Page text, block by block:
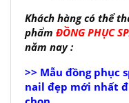
Khách hàng có thể
phẩm ĐỒNG PHỤC
năm nay :
>> Mẫu đồng phục
nail đẹp mới nhất